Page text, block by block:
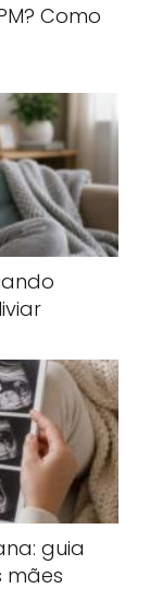
Como
guia